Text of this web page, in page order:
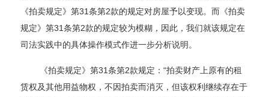
《拍卖规定》第31条第2款的规定对房屋予以变现。而《拍卖
规定》第31条第2款的规定较为模糊，因此，我们就该规定在
司法实践中的具体操作模式作进一步分析说明。
《拍卖规定》第31条第2款规定：“拍卖财产上原有的租
赁权及其他用益物权，不因拍卖而消灭，但该权利继续存在于